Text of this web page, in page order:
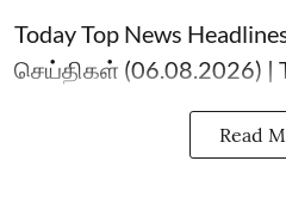
Today Top News
செய்திகள் (06.08.2026) |
Read